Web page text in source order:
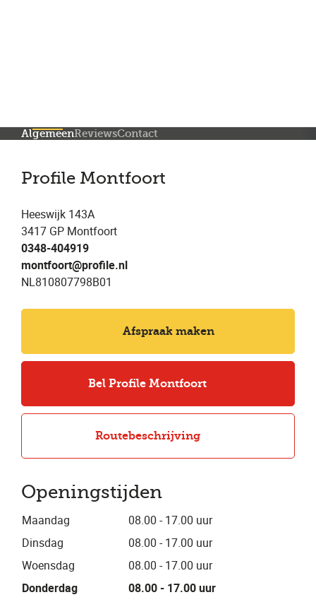
AlgemeenReviewsContact
Profile Montfoort
Heeswijk 143A
3417 GP Montfoort
0348-404919
montfoort@profile.nl
NL810807798B01
Afspraak maken
Bel Profile Montfoort
Routebeschrijving
Openingstijden
Maandag
08.00 - 17.00 uur
Dinsdag
08.00 - 17.00 uur
Woensdag
08.00 - 17.00 uur
Donderdag
08.00 - 17.00 uur